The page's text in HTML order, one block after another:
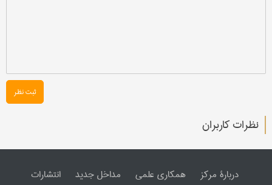
ثبت نظر
نظرات کاربران
دربارۀ مرکز همکاری علمی مداخل جدید انتشارات